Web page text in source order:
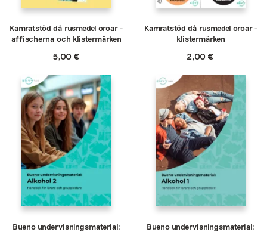
Kamratstöd då rusmedel oroar -
affischerna och klistermärken
5,00€
Kamratstöd då rusmedel oroar -
klistermärken
2,00€
Bueno undervisningsmaterial:
Bueno undervisningsmaterial: